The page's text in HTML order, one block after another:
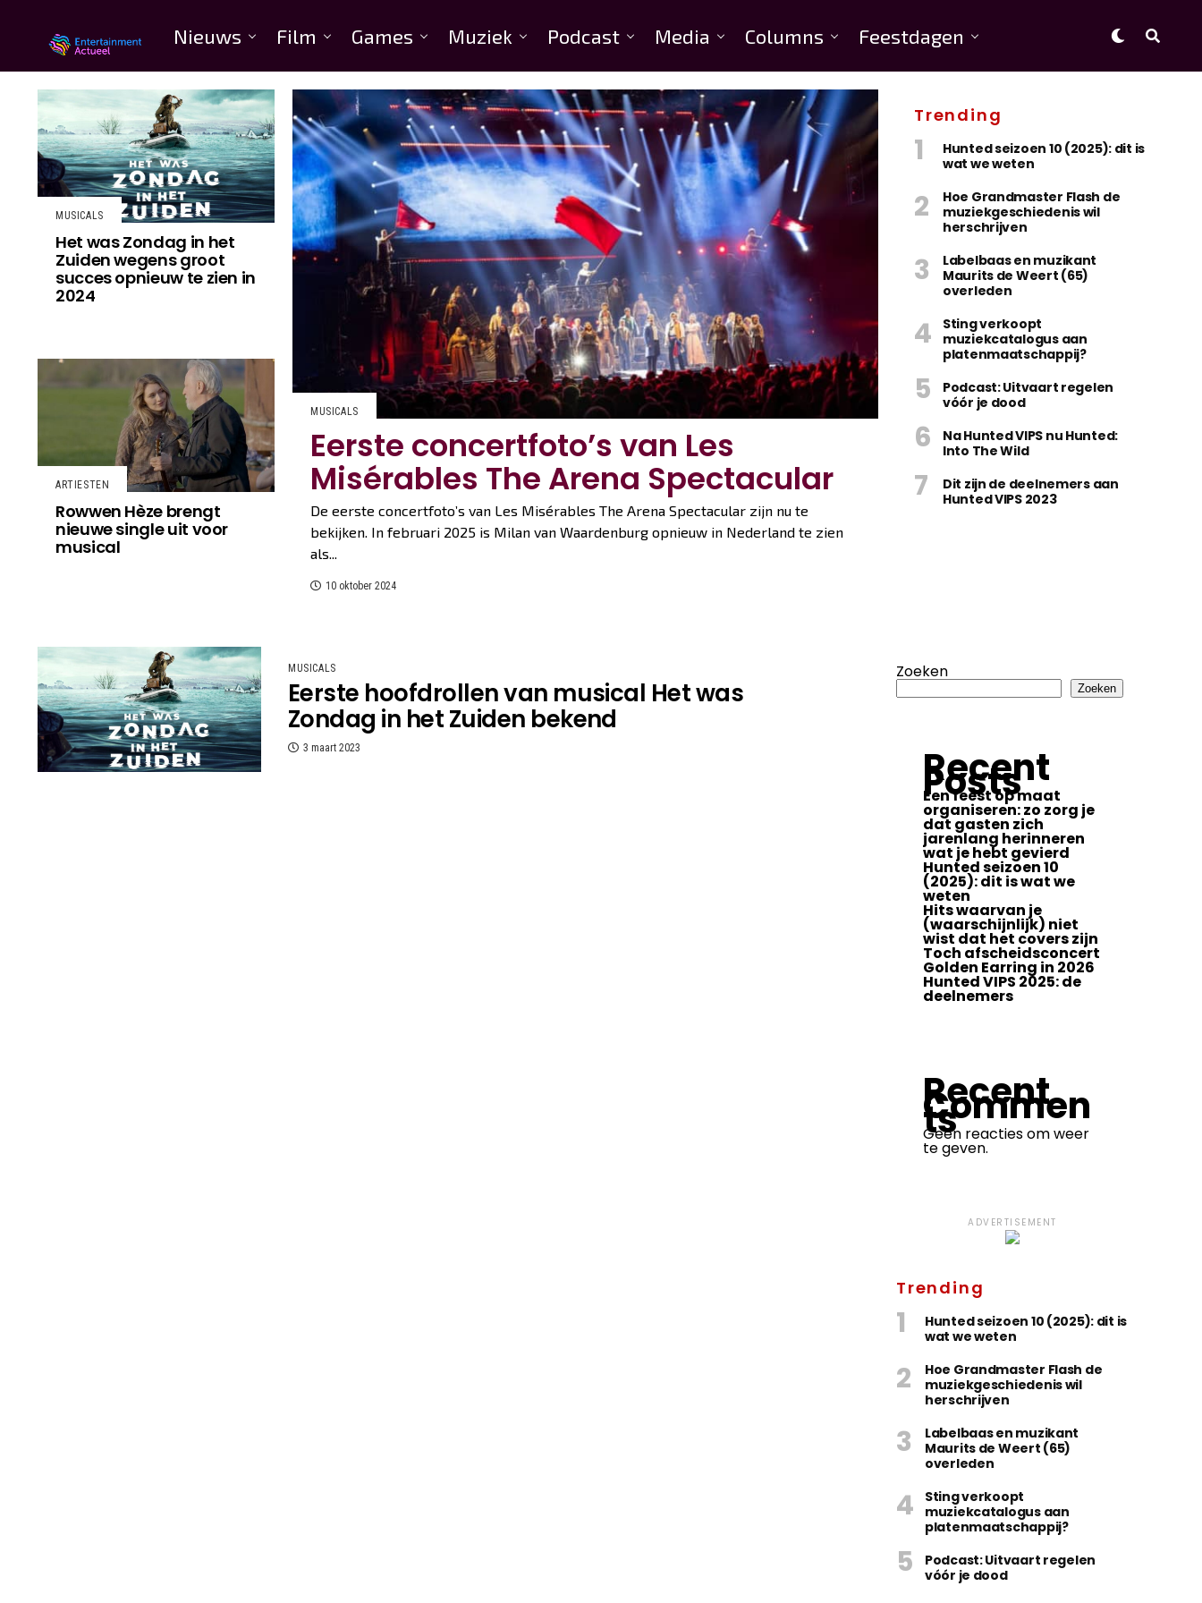
Nieuws Film Games Muziek Podcast Media Columns Feestdagen
MUSICALS
Eerste concertfoto’s van Les
Misérables The Arena Spectacular
De eerste concertfoto’s van Les Misérables The Arena Spectacular zijn nu te
bekijken. In februari 2025 is Milan van Waardenburg opnieuw in Nederland te zien
als...
10 oktober 2024
MUSICALS
Het was Zondag in het
Zuiden wegens groot
succes opnieuw te zien in
2024
ARTIESTEN
Rowwen Hèze brengt
nieuwe single uit voor
musical
Trending
Hunted seizoen 10 (2025): dit is
wat we weten
Hoe Grandmaster Flash de
muziekgeschiedenis wil
herschrijven
Labelbaas en muzikant
Maurits de Weert (65)
overleden
Sting verkoopt
muziekcatalogus aan
platenmaatschappij?
Podcast: Uitvaart regelen
vóór je dood
Na Hunted VIPS nu Hunted:
Into The Wild
Dit zijn de deelnemers aan
Hunted VIPS 2023
MUSICALS
Eerste hoofdrollen van musical Het was
Zondag in het Zuiden bekend
3 maart 2023
Zoeken
Zoeken
Recent
Posts
Een feest op maat
organiseren: zo zorg je
dat gasten zich
jarenlang herinneren
wat je hebt gevierd
Hunted seizoen 10
(2025): dit is wat we
weten
Hits waarvan je
(waarschijnlijk) niet
wist dat het covers zijn
Toch afscheidsconcert
Golden Earring in 2026
Hunted VIPS 2025: de
deelnemers
Recent
Commen
ts
Geen reacties om weer
te geven.
ADVERTISEMENT
Trending
Hunted seizoen 10 (2025): dit is
wat we weten
Hoe Grandmaster Flash de
muziekgeschiedenis wil
herschrijven
Labelbaas en muzikant
Maurits de Weert (65)
overleden
Sting verkoopt
muziekcatalogus aan
platenmaatschappij?
Podcast: Uitvaart regelen
vóór je dood